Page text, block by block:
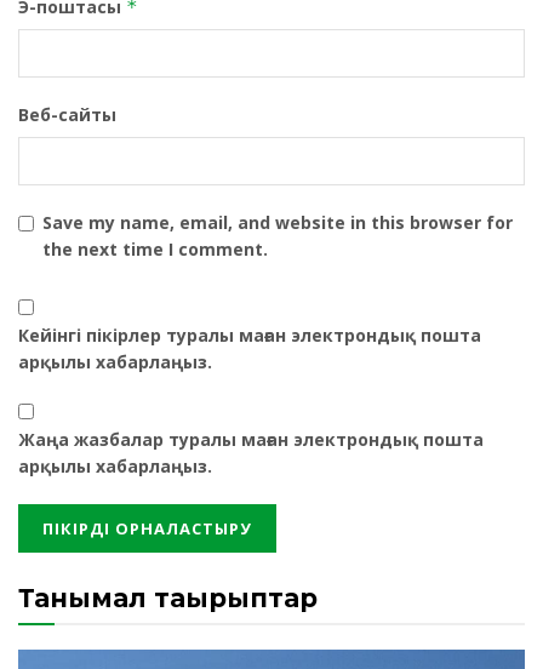
Э-поштасы *
Веб-сайты
Save my name, email, and website in this browser for
the next time I comment.
Кейінгі пікірлер туралы маған электрондық пошта
арқылы хабарлаңыз.
Жаңа жазбалар туралы маған электрондық пошта
арқылы хабарлаңыз.
Танымал тақырыптар